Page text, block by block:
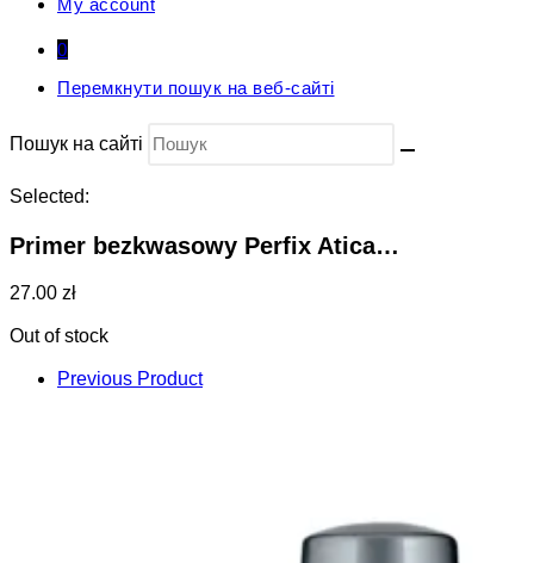
My account
0
Перемкнути пошук на веб-сайті
Пошук на сайті
Selected:
Primer bezkwasowy Perfix Atica…
27.00 zł
Out of stock
Previous Product